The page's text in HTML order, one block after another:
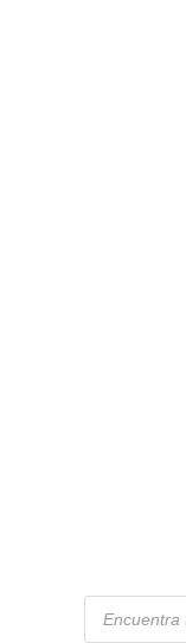
Products
search